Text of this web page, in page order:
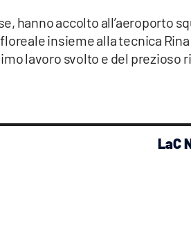
hanno accolto all’aeroporto
insieme alla tecnica
lavoro svolto e del prezioso
LaC